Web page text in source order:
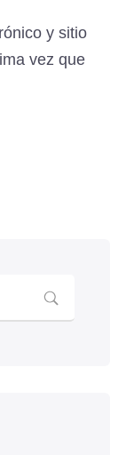
y sitio
vez que